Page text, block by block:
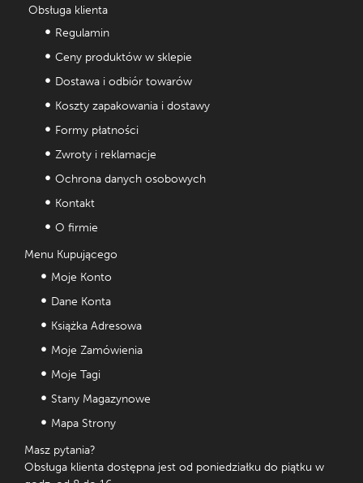
Obsługa klienta
Regulamin
Ceny produktów w sklepie
Dostawa i odbiór towarów
Koszty zapakowania i dostawy
Formy płatności
Zwroty i reklamacje
Ochrona danych osobowych
Kontakt
O firmie
Menu Kupującego
Moje Konto
Dane Konta
Książka Adresowa
Moje Zamówienia
Moje Tagi
Stany Magazynowe
Mapa Strony
Masz pytania?
Obsługa klienta dostępna jest od poniedziałku do piątku w